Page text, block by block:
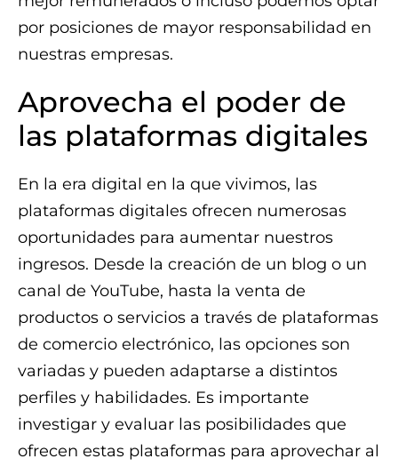
por posiciones de mayor responsabilidad en
nuestras empresas.
Aprovecha el poder de
las plataformas digitales
En la era digital en la que vivimos, las
plataformas digitales ofrecen numerosas
oportunidades para aumentar nuestros
ingresos. Desde la creación de un blog o un
canal de YouTube, hasta la venta de
productos o servicios a través de plataformas
de comercio electrónico, las opciones son
variadas y pueden adaptarse a distintos
perfiles y habilidades. Es importante
investigar y evaluar las posibilidades que
ofrecen estas plataformas para aprovechar al